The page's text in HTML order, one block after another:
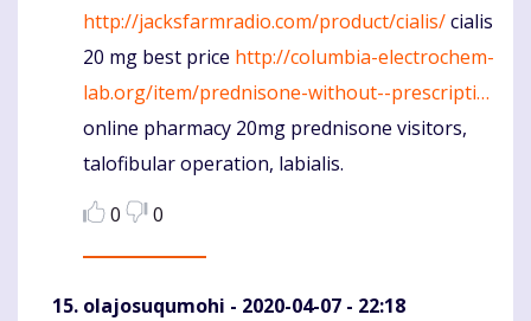
http://jacksfarmradio.com/product/cialis/cialis
20 mg best price http://columbia-electrochem-
lab.org/item/prednisone-without--prescripti…
online pharmacy 20mg prednisone visitors,
talofibular operation, labialis.
0
0
olajosuqumohi - 2020-04-07 - 22:18